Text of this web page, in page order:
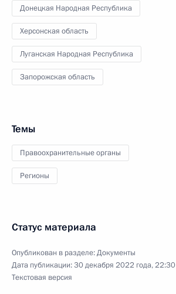
Донецкая Народная Республика
Херсонская область
Луганская Народная Республика
Запорожская область
Темы
Правоохранительные органы
Регионы
Статус материала
Опубликован в разделе:Документы
Дата публикации:30 декабря 2022 года, 22:30
Текстовая версия